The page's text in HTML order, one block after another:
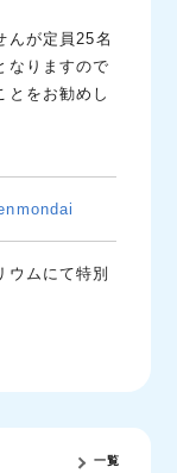
んが定員25名
なりますので
とをお勧めし
ウムにて特別
一覧